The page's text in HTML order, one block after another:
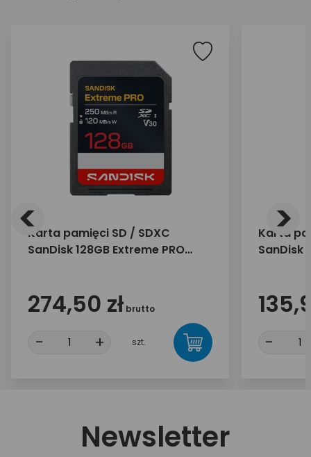
Karta pamięci SD / SDXC
SanDisk 128GB Extreme PRO
274,50 zł brutto
- + szt.
Karta
SanDisk
-
< >
Newsletter